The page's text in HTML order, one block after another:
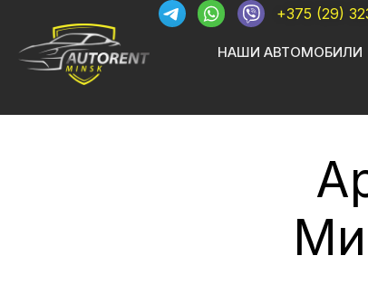
+375 (29)
НАШИ АВТОМОБИЛИ